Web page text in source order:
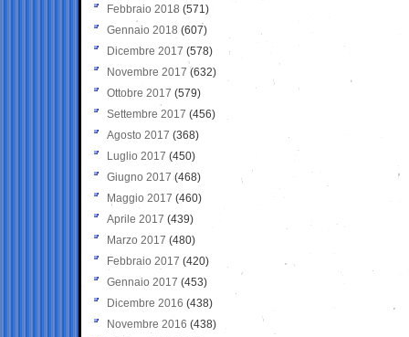
Febbraio 2018 (571)
Gennaio 2018 (607)
Dicembre 2017 (578)
Novembre 2017 (632)
Ottobre 2017 (579)
Settembre 2017 (456)
Agosto 2017 (368)
Luglio 2017 (450)
Giugno 2017 (468)
Maggio 2017 (460)
Aprile 2017 (439)
Marzo 2017 (480)
Febbraio 2017 (420)
Gennaio 2017 (453)
Dicembre 2016 (438)
Novembre 2016 (438)